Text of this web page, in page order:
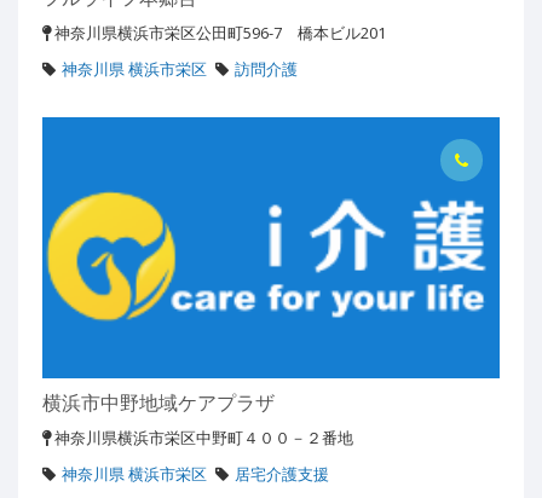
神奈川県横浜市栄区公田町596-7 橋本ビル201
神奈川県 横浜市栄区
訪問介護
横浜市中野地域ケアプラザ
神奈川県横浜市栄区中野町４００－２番地
神奈川県 横浜市栄区
居宅介護支援